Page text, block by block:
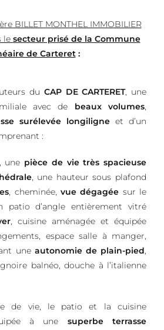
BILLET MONTHEL IMMOBILIER
le secteur prisé de la Commune
de Carteret:
du CAP DE CARTERET, une
avec de beaux volumes,
surélevée longiligne et d’un
:
une pièce de vie très spacieuse
, une hauteur sous plafond
, cheminée,vue dégagée sur le
patio d’angle entièrement vitré
, cuisine aménagée et équipée
espace salle à manger,
uneautonomie de plain-pied,
balnéo, douche à l’italienne
de vie, le patio et la cuisine
à une superbe terrasse